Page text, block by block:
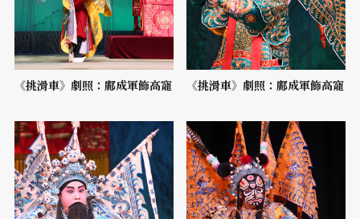
《挑滑車》劇照：鄺成軍飾高寵 《挑滑車》劇照：鄺成軍飾高寵